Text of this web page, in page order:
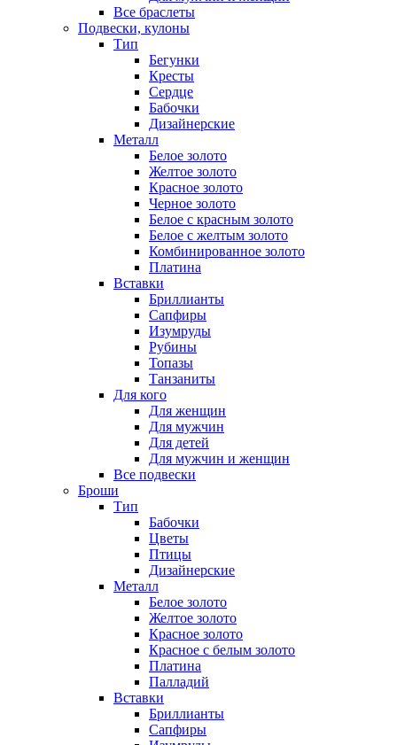
Все браслеты
Подвески, кулоны
Тип
Бегунки
Кресты
Сердце
Бабочки
Дизайнерские
Металл
Белое золото
Желтое золото
Красное золото
Черное золото
Белое с красным золото
Белое с желтым золото
Комбинированное золото
Платина
Вставки
Бриллианты
Сапфиры
Изумруды
Рубины
Топазы
Танзаниты
Для кого
Для женщин
Для мужчин
Для детей
Для мужчин и женщин
Все подвески
Броши
Тип
Бабочки
Цветы
Птицы
Дизайнерские
Металл
Белое золото
Желтое золото
Красное золото
Красное с белым золото
Платина
Палладий
Вставки
Бриллианты
Сапфиры